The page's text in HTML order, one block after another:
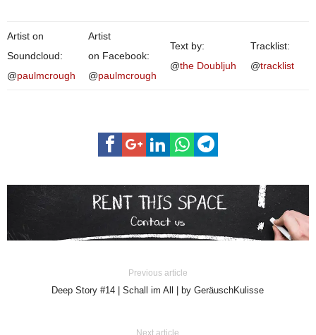
Artist on
Soundcloud:
@paulmcrough
Artist
on Facebook:
@paulmcrough
Text by:
@the Doubljuh
Tracklist:
@tracklist
Previous article
Deep Story #14 | Schall im All | by GeräuschKulisse
Next article